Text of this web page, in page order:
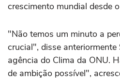
crescimento mundial desde
"Não temos um minuto a
crucial", disse anteriormente
agência do Clima da ONU.
de ambição possível",